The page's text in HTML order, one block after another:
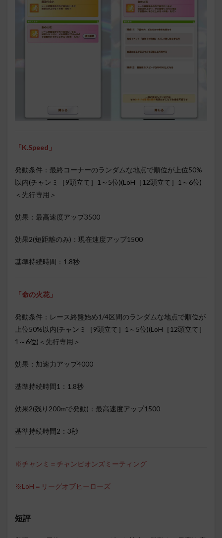
「K.Speed」
発動条件：最終コーナーのランダムな地点で順位が上位50%
以内(チャンミ［9頭立て］1～5位)(LoH［12頭立て］1～6位)
＜先行専用＞
効果：最高速度アップ3500
効果2(短距離のみ)：現在速度アップ1500
基準持続時間：1.8秒
「命の火花 」
発動条件：レース終盤始め1/4区間のランダムな地点で順位が
上位50%以内(チャンミ［9頭立て］1～5位)(LoH［12頭立て］
1～6位) ＜先行専用＞
効果：加速力アップ4000
基準持続時間1：1.8秒
効果2(残り200mで発動)：最高速度アップ1500
基準持続時間2：3秒
※チャンミ＝チャンピオンズミーティング
※LoH＝リーグオブヒーローズ
短評